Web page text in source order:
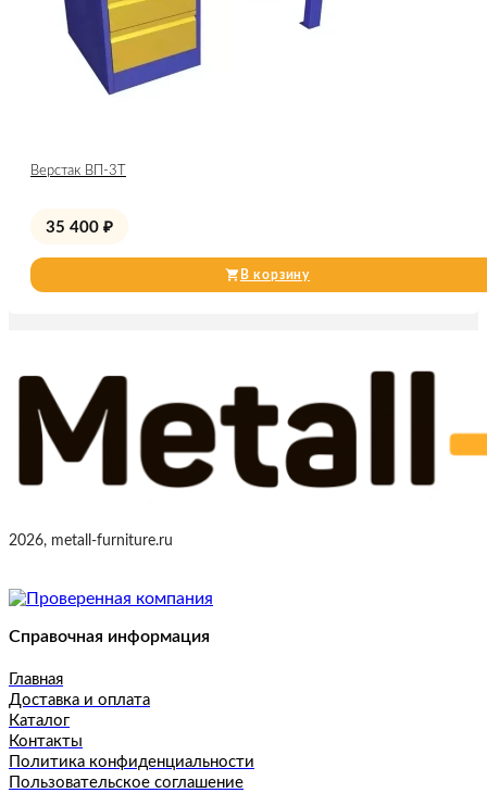
Верстак ВП-3Т
35 400 ₽
В корзину
2026, metall-furniture.ru
Справочная информация
Главная
Доставка и оплата
Каталог
Контакты
Политика конфиденциальности
Пользовательское соглашение